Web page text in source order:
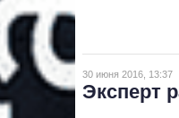
30 июня 2016, 13:37
Эксперт